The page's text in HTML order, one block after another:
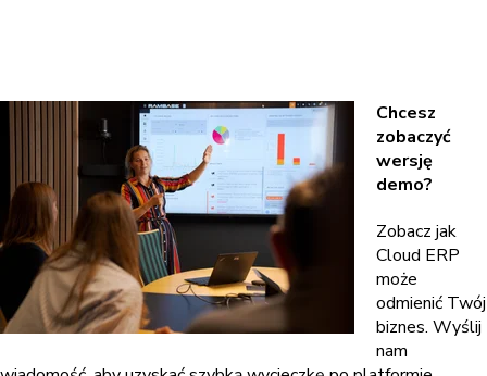
Chcesz
zobaczyć
wersję
demo?
Zobacz jak
Cloud ERP
może
odmienić Twój
biznes. Wyślij
nam